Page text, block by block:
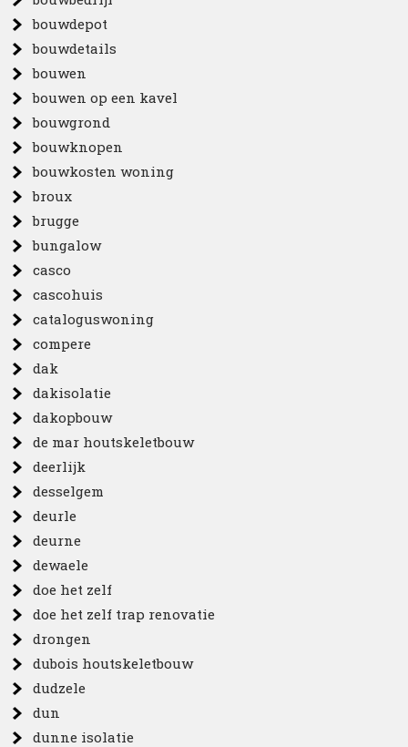
bouwdepot
bouwdetails
bouwen
bouwen op een kavel
bouwgrond
bouwknopen
bouwkosten woning
broux
brugge
bungalow
casco
cascohuis
cataloguswoning
compere
dak
dakisolatie
dakopbouw
de mar houtskeletbouw
deerlijk
desselgem
deurle
deurne
dewaele
doe het zelf
doe het zelf trap renovatie
drongen
dubois houtskeletbouw
dudzele
dun
dunne isolatie